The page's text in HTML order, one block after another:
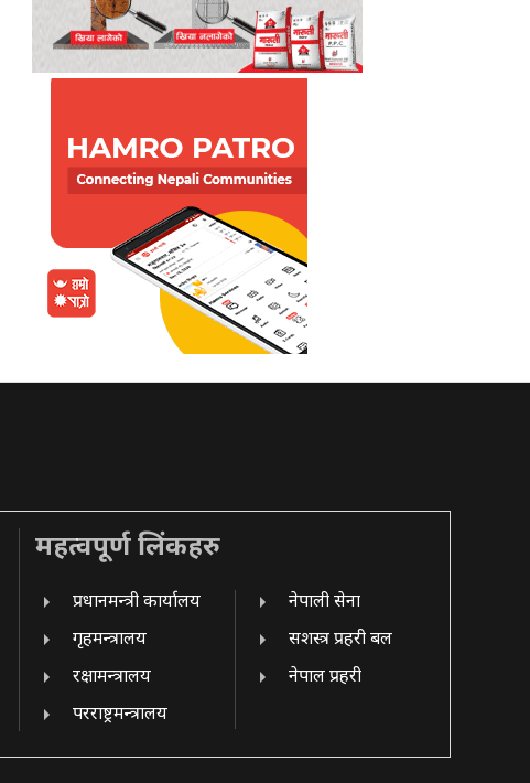
महत्वपूर्ण लिंकहरु
प्रधानमन्त्री कार्यालय
गृहमन्त्रालय
रक्षामन्त्रालय
परराष्ट्रमन्त्रालय
नेपाली सेना
सशस्त्र प्रहरी बल
नेपाल प्रहरी